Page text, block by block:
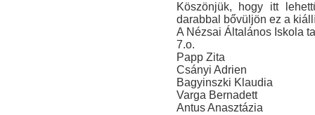
Köszönjük, hogy itt
darabbal bővüljön ez a
A Nézsai Általános Iskola
7.o.
Papp Zita
Csányi Adrien
Bagyinszki Klaudia
Varga Bernadett
Antus Anasztázia